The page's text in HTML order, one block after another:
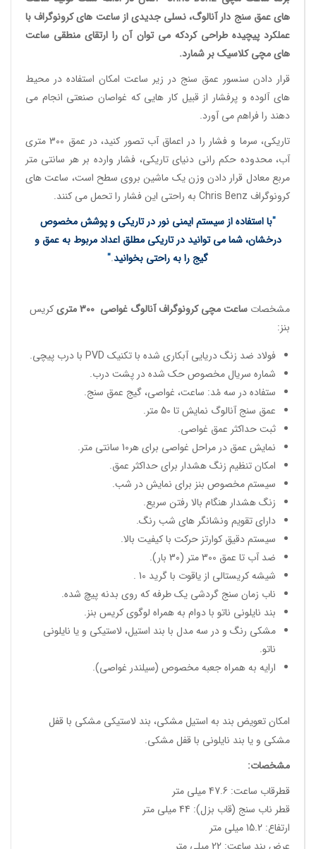
های عمق سنج دار آنالوگ، نسلی جدیدی ازساعت های کرونوگرافبا
عملکرد پیچیده طراحی کردکه می توان آن را ارتقای منطقی ساعت
های مچی کلاسیکبر شمارد.
قرار دادن سنسور عمق سنج در زیر ساعت امکان استفاده در محیط
های آلوده و پرفشار از قبیل کار هایی که غواصان صنعتی انجام می
دهند را فراهم می آورد.
تاریکی، سرما و فشار را در اعماق آب تصور کنید، در عمق 300 متری
آب، محدوده حکم رانی دنیای تاریکی، فشار وارده بر هر سانتی متر
مربع معادل قرار دادن وزن یک ماشین بروی سطح است، ساعت های
کرونوگراف Chris Benz به راحتی این فشار را تحمل می کنند.
"با استفاده از سیستم ایمنی نور در تاریکی و پوشش مخصوص
درخشان، شما می توانید در تاریکی مطلق اعداد مربوط به عمق و
گیج را به راحتی بخوانید.
"
مشخصات ساعت مچی کرونوگراف آنالوگ غواصی 300 متری
کریس
بنز:
فولاد ضد زنگ دریایی آبکاری شده با تکنیک PVD با درب پیچی.
شماره سریال مخصوص حک شده در پشت درب.
ستفاده در سه مُد: ساعت، غواصی، گیج عمق سنج.
عمق سنج آنالوگ نمایش تا 50 متر.
ثبت حداکثر عمق غواصی.
نمایش عمق در مراحل غواصی برای هر10 سانتی متر.
امکان تنظیم زنگ هشدار برای حداکثر عمق.
سیستم مخصوص بنز برای نمایش در شب.
زنگ هشدار هنگام بالا رفتن سریع.
دارای تقویم ونشانگر های شب رنگ.
سیستم دقیق کوارتز حرکت با کیفیت بالا.
ضد آب تا عمق 300 متر (30 بار).
شیشه کریستالی از یاقوت با گرید 10 .
ناب زمان سنج گردشی یک طرفه که روی بدنه پیچ شده.
بند نایلونی ناتو با دوام به همراه لوگوی کریس بنز.
مشکی رنگ و در سه مدل با بند استیل، لاستیکی و یا نایلونی
ناتو.
ارایه به همراه جعبه مخصوص (سیلندر غواصی).
امکان تعویض بند به استیل مشکی، بند لاستیکی مشکی با قفل
مشکی و یا بند نایلونی با قفل مشکی.
مشخصات:
قطرقاب ساعت: 47.6 میلی متر
قطر ناب سنج (قاب بزل): 44 میلی متر
ارتفاع: 15.2 میلی متر